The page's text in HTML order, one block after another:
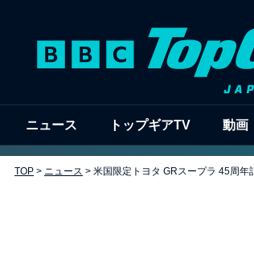
ニュース トップギアTV 動画
TOP > ニュース > 米国限定トヨタ GRスープラ 45周年